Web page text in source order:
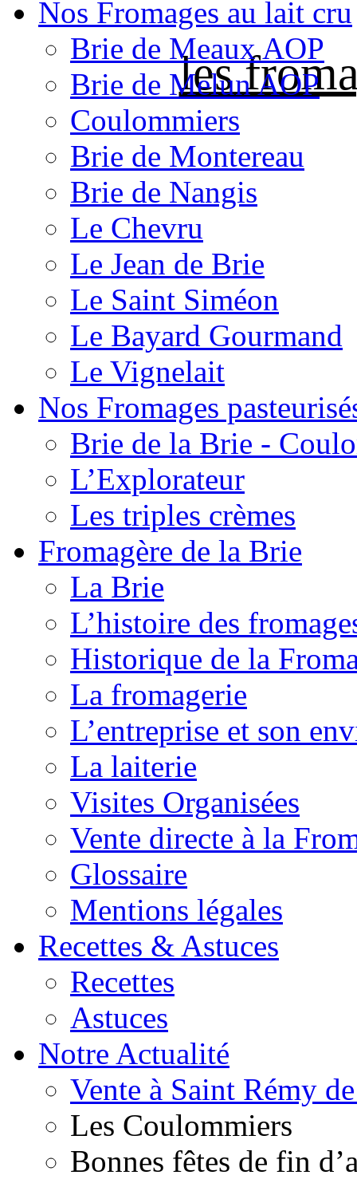
les
Nos Fromages au lait cru
Brie de Meaux AOP
Brie de Melun AOP
Coulommiers
Brie de Montereau
Brie de Nangis
Le Chevru
Le Jean de Brie
Le Saint Siméon
Le Bayard Gourmand
Le Vignelait
Nos Fromages
Brie de la Brie -
L’Explorateur
Les triples crèmes
Fromagère de la Brie
La Brie
L’histoire des
Historique de la
La fromagerie
L’entreprise et son
La laiterie
Visites Organisées
Vente directe à la
Glossaire
Mentions légales
Recettes & Astuces
Recettes
Astuces
Notre Actualité
Vente à Saint Rémy
Les Coulommiers
Bonnes fêtes de fin